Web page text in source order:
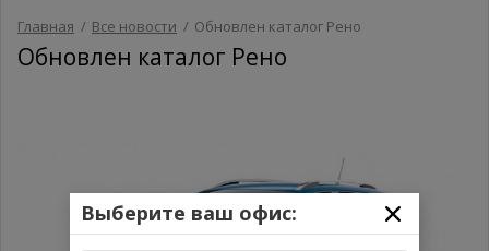
Главная / Все новости / Обновлен каталог Рено
Обновлен каталог Рено
Выберите ваш офис: